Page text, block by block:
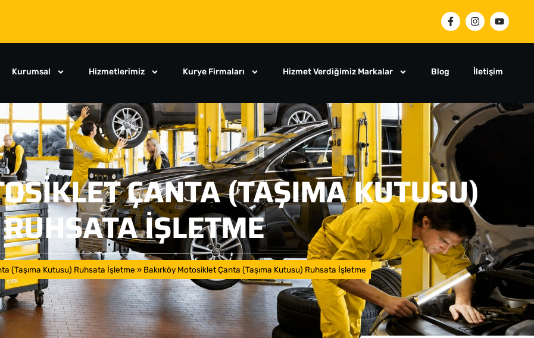
Kurumsal Hizmetlerimiz Kurye Firmaları Hizmet Verdiğimiz Markalar Blog İletişim
ÇANTA (TAŞIMA KUTUSU)
RUHSATA İŞLETME
(Taşıma Kutusu) Ruhsata İşletme » Bakırköy Motosiklet Çanta (Taşıma Kutusu) Ruhsata İşletme